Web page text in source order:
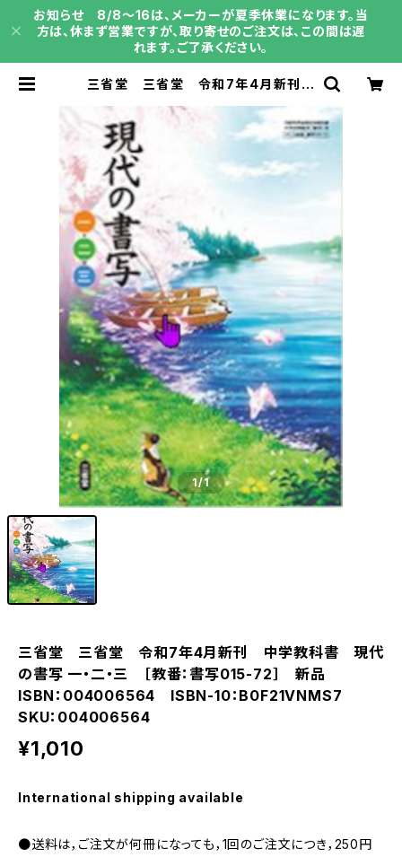
お知らせ 8/8～16は、メーカーが夏季休業になります。当
方は、休まず営業ですが、取り寄せのご注文は、この間は遅
れます。ご了承ください。
三省堂 三省堂 令和7年4月新刊
［教番：書写015-72］ 新品 ISB
N：004006564 ISBN-10：B0F
21VNMS7 SKU：004006564 |
育之書店（いくのしょてん）
1/1
三省堂 三省堂 令和7年4月新刊 中学教科書 現代
の書写 一・二・三 ［教番：書写015-72］ 新品
ISBN：004006564 ISBN-10：B0F21VNMS7
SKU：004006564
¥1,010
International shipping available
●送料は，ご注文が何冊になっても，1回のご注文につき，250円